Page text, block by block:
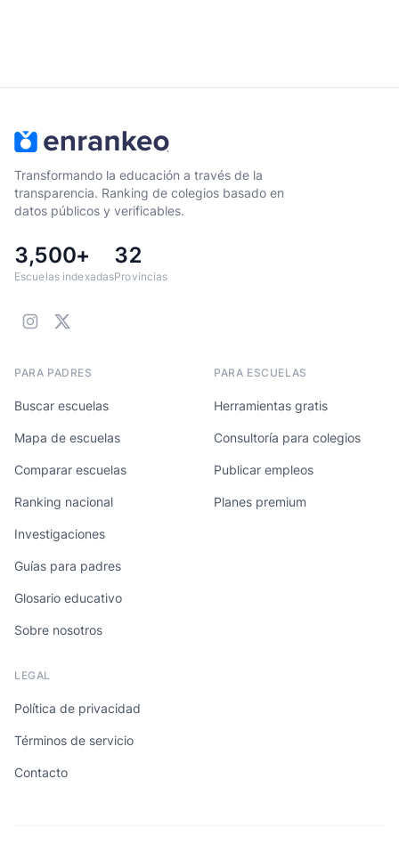
Transformando la educación a través de la
transparencia. Ranking de colegios basado en
datos públicos y verificables.
3,500+
Escuelas indexadas
32
Provincias
PARA PADRES
Buscar escuelas
Mapa de escuelas
Comparar escuelas
Ranking nacional
Investigaciones
Guías para padres
Glosario educativo
Sobre nosotros
PARA ESCUELAS
Herramientas gratis
Consultoría para colegios
Publicar empleos
Planes premium
LEGAL
Política de privacidad
Términos de servicio
Contacto